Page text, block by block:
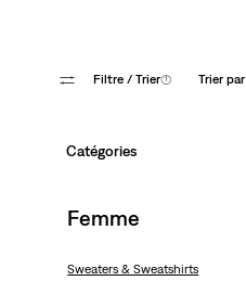
Filtre / Trier(1) Trier par
Catégories
Femme
Sweaters & Sweatshirts